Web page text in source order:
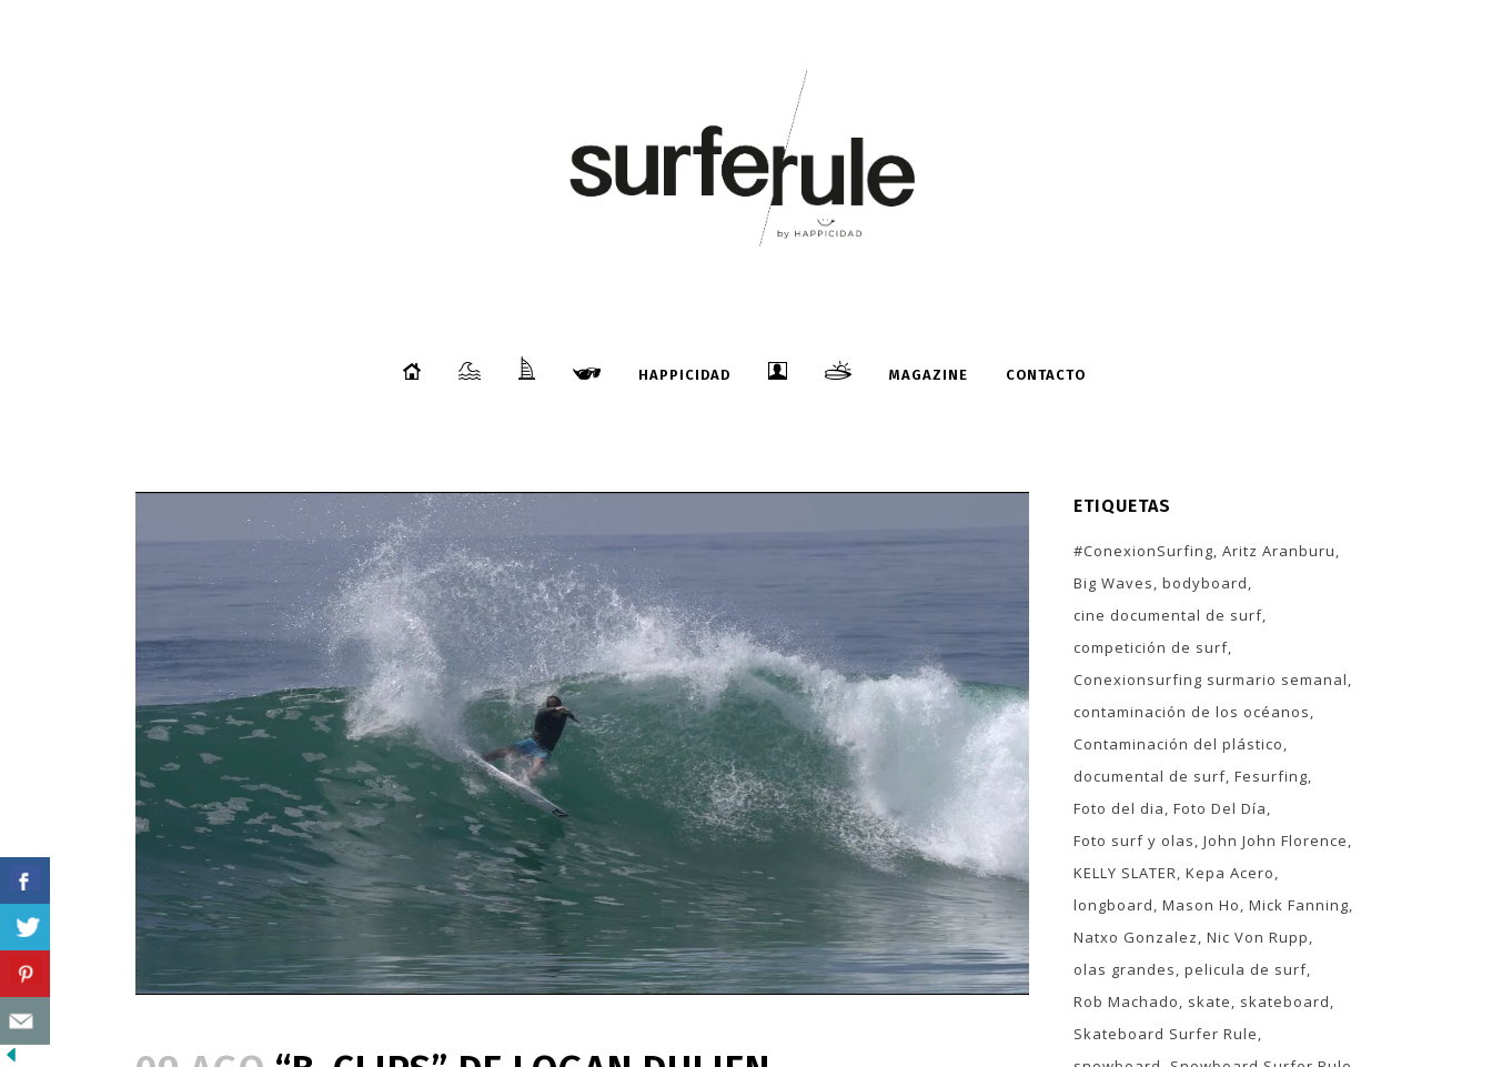
HAPPICIDAD MAGAZINE CONTACTO
ETIQUETAS
#ConexionSurfing Aritz Aranburu
Big Waves bodyboard
cine documental de surf
competición de surf
Conexionsurfing surmario semanal
contaminación de los océanos
Contaminación del plástico
documental de surf Fesurfing
Foto del dia Foto Del Día
Foto surf y olas John John Florence
KELLY SLATER Kepa Acero
longboard Mason Ho Mick Fanning
Natxo Gonzalez Nic Von Rupp
olas grandes pelicula de surf
Rob Machado
skate
skateboard
Skateboard Surfer Rule